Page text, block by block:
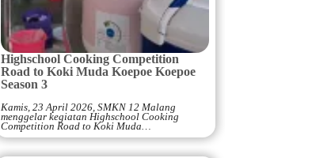
Highschool Cooking Competition
Road to Koki Muda Koepoe Koepoe
Season 3
Kamis, 23 April 2026, SMKN 12 Malang
menggelar kegiatan Highschool Cooking
Competition Road to Koki Muda…